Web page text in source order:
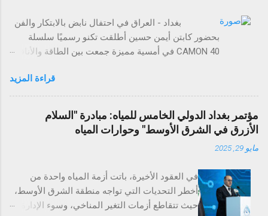
بغداد - العراق في احتفال نابض بالابتكار والفن
بحضور كابتن أيمن حسين أطلقت تكنو رسميًا سلسلة
CAMON 40 في أمسية مميزة جمعت بين الطاقة والأناقة
الإعلام، والمؤثرين في مجال التقنية، وضيوف مميزون
لاستكشاف مستقبل تصوير الهواتف الذكية. تضم سلسلة
CAMON 40 أربع طرازات: CAMON 40 Premier 5G،
وتمثل بداية عصر جديد من الذكاء الاصطناعي والتفاعل
الذكي مع الهواتف. وتتميز السلسلة بتقنيات ذكاء
مختلفين، بالإضافة إلى ميزة الكاميرا الفريدة Auto Flash
Snap التي تلتقط اللحظات السريعة بدقة مذهلة. ومع
ميزات مثل تحويل الصور إلى مستندات، والترجمة
قراءة المزيد
مؤتمر بغداد الدولي الخامس للمياه: مبادرة "السلام
الأزرق في الشرق الأوسط" وحوارات المياه
مايو 29, 2025
في العقود الأخيرة، باتت أزمة المياه واحدة من
أخطر التحديات التي تواجه منطقة الشرق الأوسط،
حيث تتقاطع أزمات التغير المناخي، وسوء الإدارة،